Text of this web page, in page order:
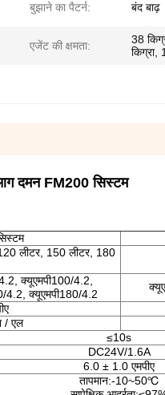
बुझाने का पैटर्न: बंद बाढ़
एजेंट की क्षमता:
38
किग्रा,
दमन FM200 सिस्टम
लीटर, 150 लीटर, 180
क्यूएमपी100/4.2,
4.2, क्यूएमपी180/4.2
/ एल
≤10s
DC24V/1.6A
6.0 ± 1.0 एमपीए
तापमान:-10~50℃